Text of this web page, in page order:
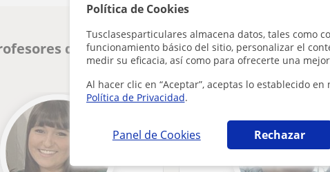
Política de Cookies
Tusclasesparticulares almacena datos, tales como
funcionamiento básico del sitio, personalizar el
medir su eficacia, así como para ofrecerte una
Al hacer clic en “Aceptar”, aceptas lo establecido en
Política de Privacidad.
Panel de Cookies Rechazar
de Química en Vitoria-Gasteiz que